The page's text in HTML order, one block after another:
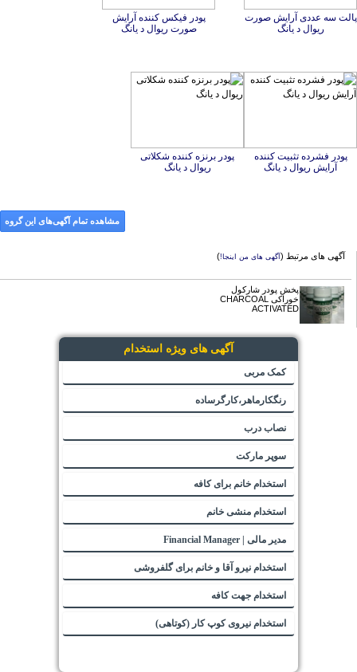
پالت سه عددی آرایش صورت
ریوال د یانگ
پودر فیکس کننده آرایش
صورت ریوال د یانگ
پودر فشرده تثبیت کننده
آرایش ریوال د یانگ
پودر برنزه کننده شکلاتی
ریوال د یانگ
مشاهده تمام آگهی‌های این گروه
آگهی های مرتبط (آگهی های من اینجا!)
پخش پودر شارکول
خوراکی CHARCOAL
ACTIVATED
آگهی های ویژه استخدام
کمک مربی
رنگکارماهر،کارگرساده
نصاب درب
سوپر مارکت
استخدام خانم برای کافه
استخدام منشی خانم
مدیر مالی | Financial Manager
استخدام نیرو آقا و خانم برای گلفروشی
استخدام جهت کافه
استخدام نیروی کوپ کار (کوتاهی)